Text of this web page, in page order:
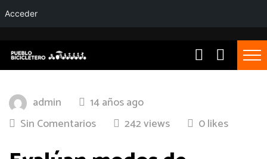
admin
14 años ago
Sin Comentarios
242 views 0 likes
Acceder